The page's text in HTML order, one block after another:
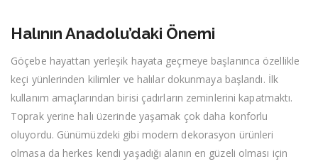
Halının Anadolu’daki Önemi
Göçebe hayattan yerleşik hayata geçmeye başlanınca özellikle
keçi yünlerinden kilimler ve halılar dokunmaya başlandı. İlk
kullanım amaçlarından birisi çadırların zeminlerini kapatmaktı.
Toprak yerine halı üzerinde yaşamak çok daha konforlu
oluyordu. Günümüzdeki gibi modern dekorasyon ürünleri
olmasa da herkes kendi yaşadığı alanın en güzeli olması için